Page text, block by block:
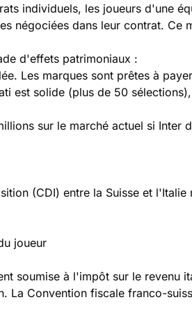
individuels, les joueurs d'une
négociées dans leur contrat. Ce
d'effets patrimoniaux :
Les marques sont prêtes à
est solide (plus de 50
sur le marché actuel si Inter
(CDI) entre la Suisse et
joueur
soumise à l'impôt sur le
La Convention fiscale franco-